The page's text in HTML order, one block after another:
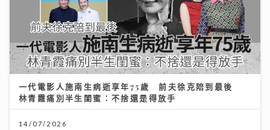
一代電影人施南生病逝享年75歲 前夫徐克陪到最後
林青霞痛別半生閨蜜：不捨還是得放手
14/07/2026